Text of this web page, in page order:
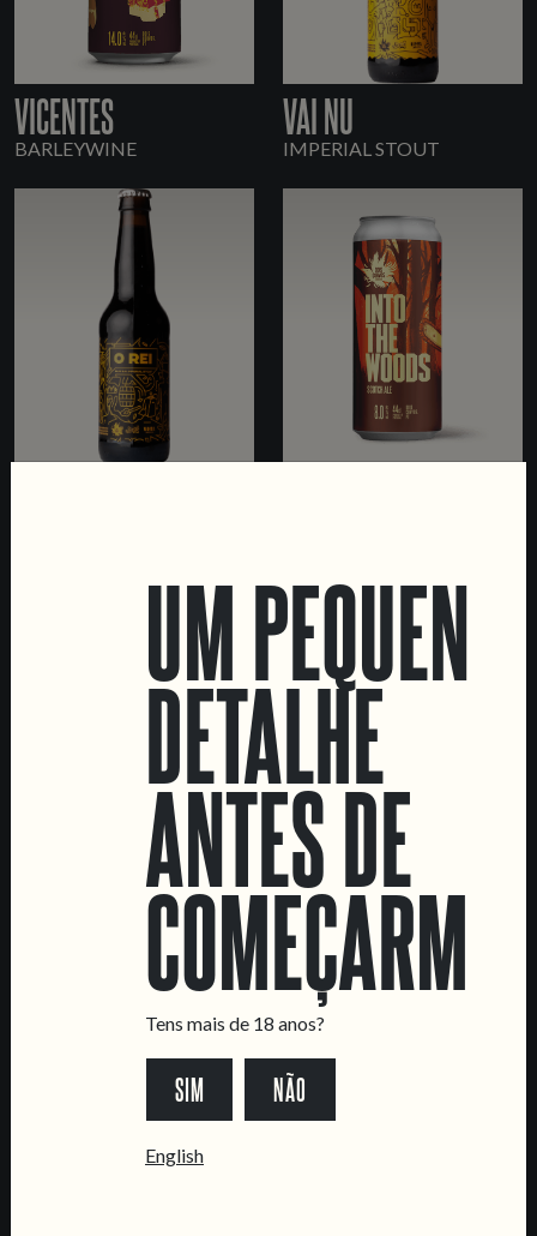
VICENTES
BARLEYWINE
VAI NU
IMPERIAL STOUT
Marvila Taproom
Intendente Taproom
Quero vender as vossas cervejas!
UM PEQUENO
DETALHE
ANTES DE
Tens mais de 18 anos?
SIM NÃO
English